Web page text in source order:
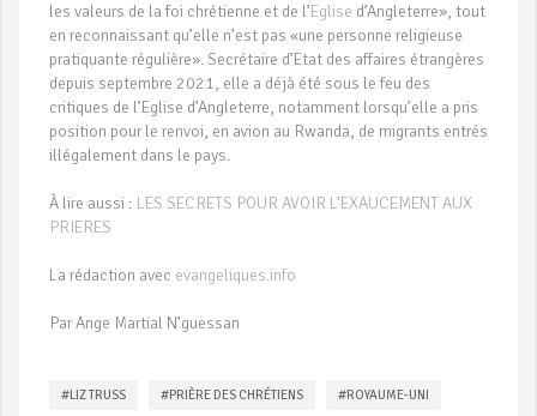
les valeurs de la foi chrétienne et de l’Eglise d’Angleterre», tout
en reconnaissant qu’elle n’est pas «une personne religieuse
pratiquante régulière». Secrétaire d’Etat des affaires étrangères
depuis septembre 2021, elle a déjà été sous le feu des
critiques de l’Eglise d’Angleterre, notamment lorsqu’elle a pris
position pour le renvoi, en avion au Rwanda, de migrants entrés
illégalement dans le pays.
À lire aussi : LES SECRETS POUR AVOIR L’EXAUCEMENT AUX
PRIERES
La rédaction avec evangeliques.info
Par Ange Martial N’guessan
#LIZ TRUSS #PRIÈRE DES CHRÉTIENS #ROYAUME-UNI